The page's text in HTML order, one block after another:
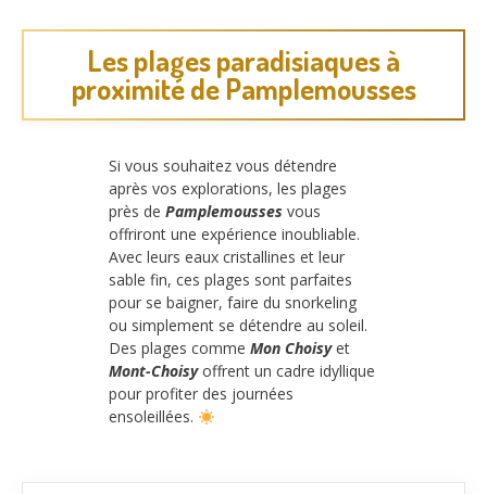
Les plages paradisiaques à
proximité de Pamplemousses
Si vous souhaitez vous détendre
après vos explorations, les plages
près de Pamplemousses vous
offriront une expérience inoubliable.
Avec leurs eaux cristallines et leur
sable fin, ces plages sont parfaites
pour se baigner, faire du snorkeling
ou simplement se détendre au soleil.
Des plages comme Mon Choisyet
Mont-Choisyoffrent un cadre idyllique
pour profiter des journées
ensoleillées.